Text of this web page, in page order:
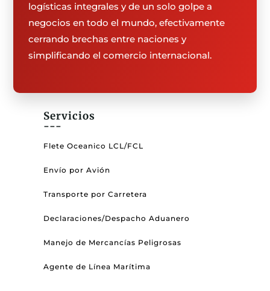
logísticas integrales y de un solo golpe a
negocios en todo el mundo, efectivamente
cerrando brechas entre naciones y
simplificando el comercio internacional.
Servicios
---
Flete Oceanico LCL/FCL
Envío por Avión
Transporte por Carretera
Declaraciones/Despacho Aduanero
Manejo de Mercancías Peligrosas
Agente de Línea Marítima